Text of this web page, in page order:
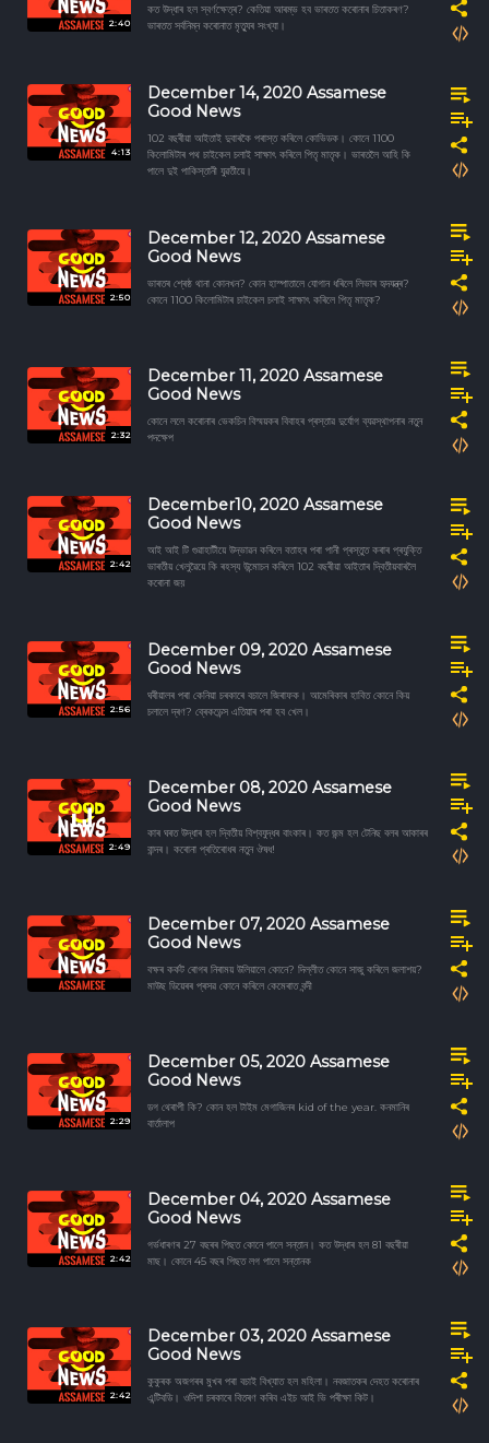
2:40
কত উদ্ধাৰ হল স্বৰ্ণক্ষেত্ৰ? কেতিয়া আৰম্ভ হব ভাৰতত কৰোনাৰ চিতাকৰণ?
ভাৰতত সৰ্বনিম্ন কৰোনাত মৃত্যুৰ সংখ্যা।
4:13
December 14, 2020 Assamese
Good News
102 বছৰীয়া আইতাই দুবাৰকৈ পৰাস্ত কৰিলে কোভিডক। কোনে 1100
কিলোমিটাৰ পথ চাইকেল চলাই সাক্ষাৎ কৰিলে পিতৃ মাতৃক। ভাৰতলৈ আহি কি
পালে দুই পাকিস্তানী যুৱতীয়ে।
2:50
December 12, 2020 Assamese
Good News
ভাৰতৰ শ্ৰেষ্ঠ থানা কোনখন? কোন হাস্পাতালে যোগান ধৰিলে লিভাৰ হৃদযন্ত্ৰ?
কোনে 1100 কিলোমিটাৰ চাইকেল চলাই সাক্ষাৎ কৰিলে পিতৃ মাতৃক?
2:32
December 11, 2020 Assamese
Good News
কোনে ললে কৰোনাৰ ভেকচিন বিস্ময়কৰ বিবাহৰ প্ৰস্তাৱ দুৰ্যোগ ব্যৱস্থাপনাৰ নতুন
পদক্ষেপ
2:42
December10, 2020 Assamese
Good News
আই আই টি গুৱাহাটীয়ে উদ্ভাৱন কৰিলে বতাহৰ পৰা পানী প্ৰস্তুত কৰাৰ প্ৰযুক্তি
ভাৰতীয় খেলুৱৈয়ে কি ৰহস্য উন্মোচন কৰিলে 102 বছৰীয়া আইতাৰ দ্বিতীয়বাৰলৈ
কৰোনা জয়
2:56
December 09, 2020 Assamese
Good News
ঘৰীয়ালৰ পৰা কেনিয়া চৰকাৰে বচালে জিৰাফক। আমেৰিকাৰ হাবিত কোনে কিয়
চলালে দ্ৰণ? ব্ৰেকডেন্স এতিয়াৰ পৰা হব খেল।
2:49
December 08, 2020 Assamese
Good News
কাৰ ঘৰত উদ্ধাৰ হল দ্বিতীয় বিশ্বযুদ্ধৰ বাংকাৰ। কত জন্ম হল টেনিছ বলৰ আকাৰৰ
বান্দৰ। কৰোনা প্ৰতিৰোধৰ নতুন ঔষধ!
December 07, 2020 Assamese
Good News
বক্ষৰ কৰ্কট ৰোগৰ নিৰাময় উলিয়ালে কোনে? দিল্লীত কোনে সাজু কৰিলে জলাশয়?
মাউছ ডিয়েৰৰ প্ৰসৱ কোনে কৰিলে কেমেৰাত বন্দী
2:29
December 05, 2020 Assamese
Good News
ডগ থেৰাপী কি? কোন হল টাইম মেগাজিনৰ kid of the year. কনমানিৰ
বার্তালাপ
2:42
December 04, 2020 Assamese
Good News
গৰ্ভধাৰণৰ 27 বছৰৰ পিছত কোনে পালে সন্তান। কত উদ্ধাৰ হল 81 বছৰীয়া
মাছ। কোনে 45 বছৰ পিছত লগ পালে সন্তানক
2:42
December 03, 2020 Assamese
Good News
কুকুৰক অজগৰৰ মুখৰ পৰা বচাই বিখ্যাত হল মহিলা। নবজাতকৰ দেহত কৰোনাৰ
এন্টিবডি। ওদিশা চৰকাৰে বিতৰণ কৰিব এইচ আই ভি পৰীক্ষা কিট।